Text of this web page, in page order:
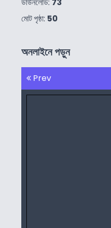
ডাউনলোড: 73
মোট পৃষ্ঠা: 50
অনলাইনে পড়ুন
Prev